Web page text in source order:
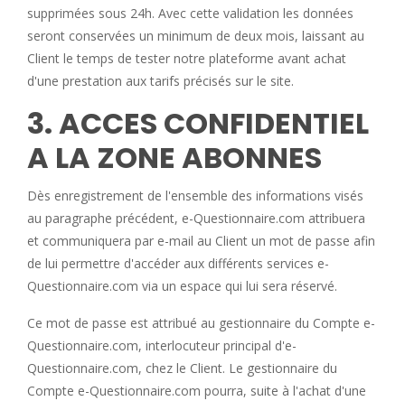
supprimées sous 24h. Avec cette validation les données
seront conservées un minimum de deux mois, laissant au
Client le temps de tester notre plateforme avant achat
d'une prestation aux tarifs précisés sur le site.
3. ACCES CONFIDENTIEL
A LA ZONE ABONNES
Dès enregistrement de l'ensemble des informations visés
au paragraphe précédent, e-Questionnaire.com attribuera
et communiquera par e-mail au Client un mot de passe afin
de lui permettre d'accéder aux différents services e-
Questionnaire.com via un espace qui lui sera réservé.
Ce mot de passe est attribué au gestionnaire du Compte e-
Questionnaire.com, interlocuteur principal d'e-
Questionnaire.com, chez le Client. Le gestionnaire du
Compte e-Questionnaire.com pourra, suite à l'achat d'une